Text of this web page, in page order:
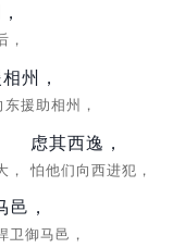
，
州，
东援助相州，
，
虑其西逸，
怕他们向西进犯，
邑，
卫御马邑，